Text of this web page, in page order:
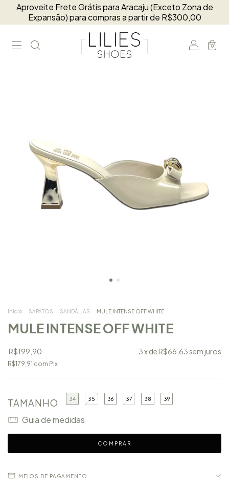
Aproveite Frete Grátis para Aracaju (Exceto Zona de
Expansão) para compras a partir de R$300,00
0
Início SAPATOS SANDÁLIAS MULE INTENSE OFF WHITE
MULE INTENSE OFF WHITE
R$199,90 3x de R$66,63sem juros
R$179,91 com Pix
TAMANHO 34 35 36 37 38 39
Guia de medidas
MEIOS DE PAGAMENTO